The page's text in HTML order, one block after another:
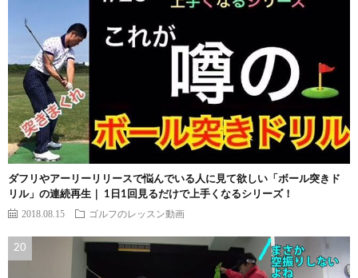
ダフリやアーリーリリースで悩んでいる人に見て欲しい「ボール突きド
リル」の連続再生｜ 1日1回見るだけで上手くなるシリーズ！
2018.08.15 ゴルフのレッスン動画